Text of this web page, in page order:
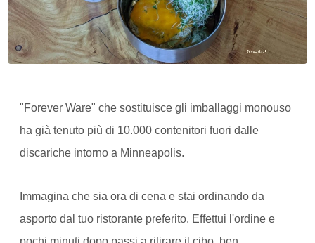
"Forever Ware" che sostituisce gli imballaggi monouso
ha già tenuto più di 10.000 contenitori fuori dalle
discariche intorno a Minneapolis.
Immagina che sia ora di cena e stai ordinando da
asporto dal tuo ristorante preferito. Effettui l'ordine e